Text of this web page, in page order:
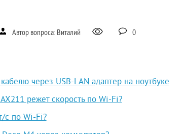
Автор вопроса: Виталий 0
через USB-LAN адаптер на ноутбуке
режет скорость по Wi-Fi?
с по Wi-Fi?